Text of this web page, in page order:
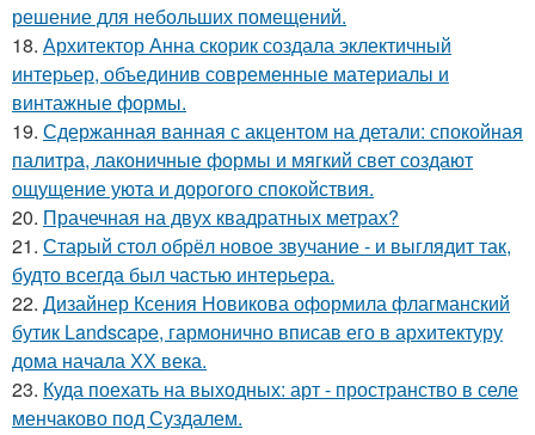
решение для небольших помещений.
18. Архитектор Анна скорик создала эклектичный
интерьер, объединив современные материалы и
винтажные формы.
19. Сдержанная ванная с акцентом на детали: спокойная
палитра, лаконичные формы и мягкий свет создают
ощущение уюта и дорогого спокойствия.
20. Прачечная на двух квадратных метрах?
21. Старый стол обрёл новое звучание - и выглядит так,
будто всегда был частью интерьера.
22. Дизайнер Ксения Новикова оформила флагманский
бутик Landscape, гармонично вписав его в архитектуру
дома начала ХХ века.
23. Куда поехать на выходных: арт - пространство в селе
менчаково под Суздалем.